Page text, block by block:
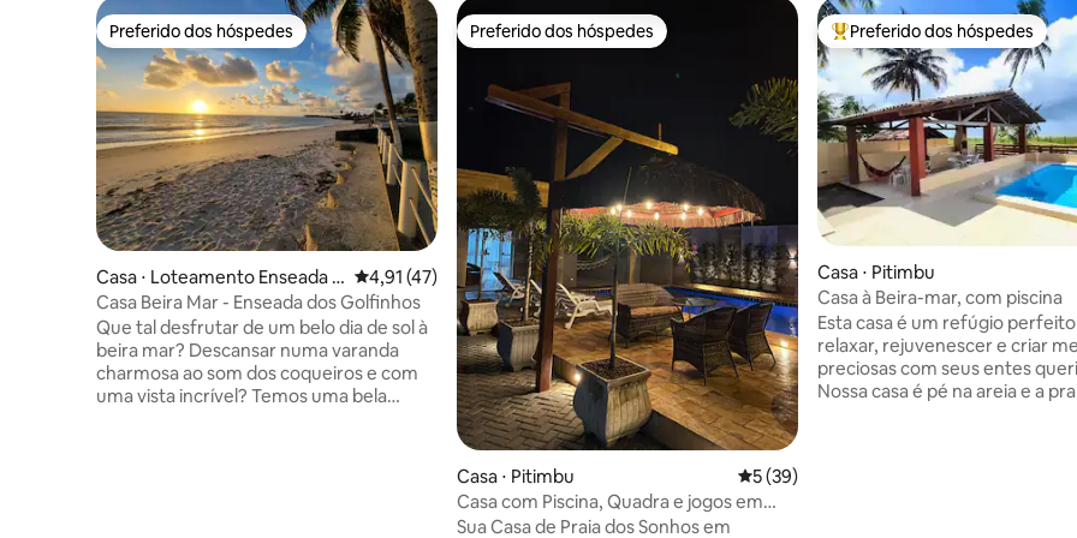
Preferido dos hóspedes
Preferido dos hóspedes
Casa ⋅ Loteamento Enseada d
os Golfinhos
4,91 de uma avaliação média de 5, 47 avaliações
4,91 (47)
Casa Beira Mar - Enseada dos Golfinhos
Que tal desfrutar de um belo dia de sol à
beira mar? Descansar numa varanda
charmosa ao som dos coqueiros e com
uma vista incrível? Temos uma bela
Preferido dos hóspedes
Preferido dos hóspedes
Casa ⋅ Pitimbu 5 de uma avaliação média de 5, 39
5 (39)
Casa com Piscina, Quadra e jogos em
Acaú/Pitimbu
Sua Casa de Praia dos Sonhos em
Entre os melhores preferidos
Preferido dos hóspedes
Casa ⋅ Pitimbu
Casa à Beira-mar, com piscina
Esta casa é um refúgio
relaxar, rejuvenescer e criar
preciosas com seus entes
Nossa casa é pé na areia e a